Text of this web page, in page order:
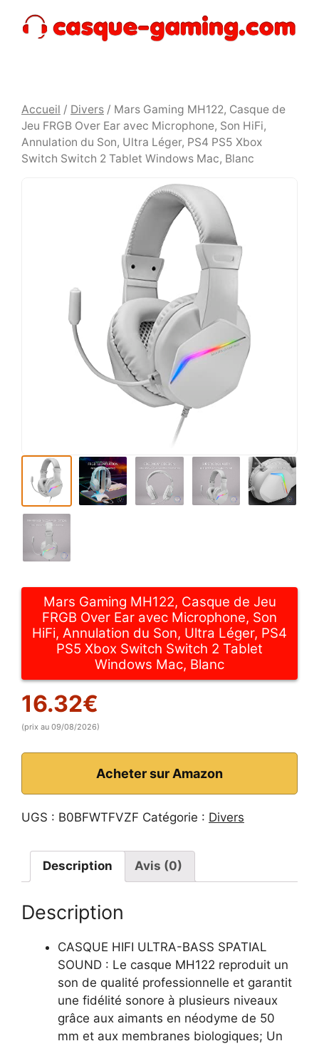
contenu
Accueil / Divers / Mars Gaming MH122, Casque de
Jeu FRGB Over Ear avec Microphone, Son HiFi,
Annulation du Son, Ultra Léger, PS4 PS5 Xbox
Switch Switch 2 Tablet Windows Mac, Blanc
Mars Gaming MH122, Casque de Jeu
FRGB Over Ear avec Microphone, Son
HiFi, Annulation du Son, Ultra Léger, PS4
PS5 Xbox Switch Switch 2 Tablet
Windows Mac, Blanc
16.32€
(prix au 09/08/2026)
Acheter sur Amazon
UGS : B0BFWTFVZF Catégorie : Divers
Description Avis (0)
Description
CASQUE HIFI ULTRA-BASS SPATIAL
SOUND : Le casque MH122 reproduit un
son de qualité professionnelle et garantit
une fidélité sonore à plusieurs niveaux
grâce aux aimants en néodyme de 50
mm et aux membranes biologiques; Un